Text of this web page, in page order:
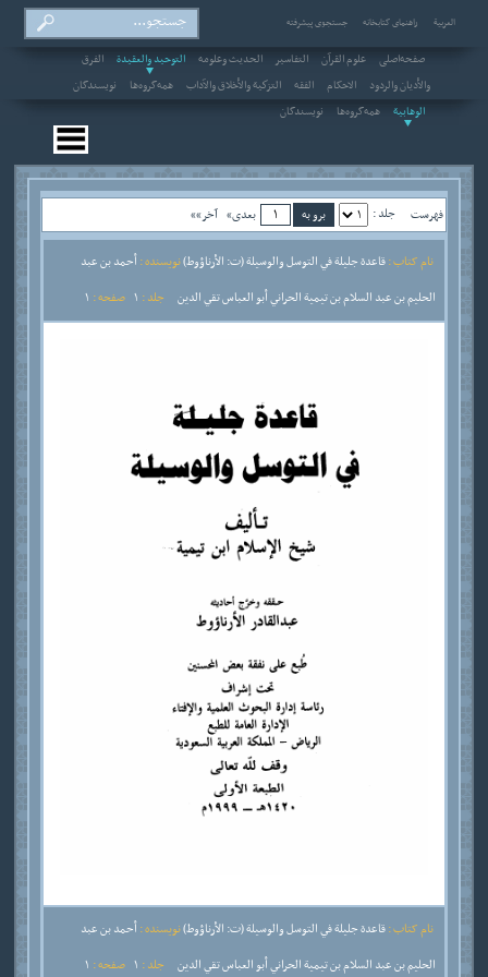
العربیة راهنمای کتابخانه جستجوی پیشرفته
صفحه‌اصلی علوم القرآن التفاسير الحديث وعلومه التوحيد والعقيدة
الفرق
والأديان والردود
الاحکام الفقه التزكية والأخلاق والآداب همه‌گروه‌ها
نویسندگان
الوهابية
همه‌گروه‌ها نویسندگان
فهرست جلد : بعدی» آخر»»
نام کتاب :قاعدة جليلة في التوسل والوسيلة (ت: الأرناؤوط)نویسنده :أحمد بن عبد
الحليم بن عبد السلام بن تيمية الحراني أبو العباس تقي الدين
جلد : صفحه :
نام کتاب :قاعدة جليلة في التوسل والوسيلة (ت: الأرناؤوط)نویسنده :أحمد بن عبد
الحليم بن عبد السلام بن تيمية الحراني أبو العباس تقي الدين
جلد : صفحه :